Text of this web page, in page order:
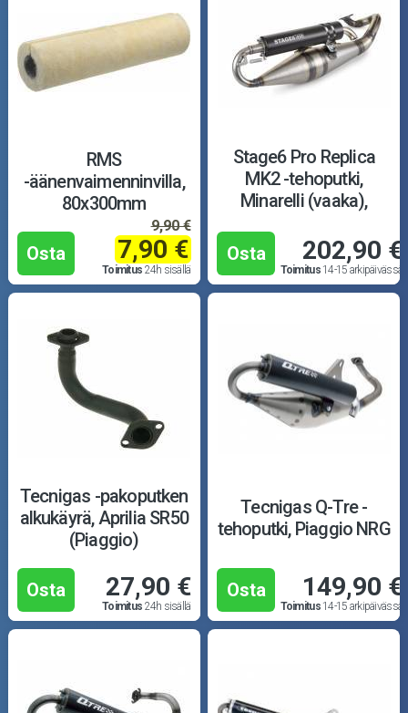
RMS
-äänenvaimenninvilla,
80x300mm
Osta
9,90 €
7,90 €
Toimitus 24h sisällä
Stage6 Pro Replica
MK2 -tehoputki,
Minarelli (vaaka),
Osta
202,90 €
Toimitus14-15 arkipäivässä
Tecnigas -pakoputken
alkukäyrä, Aprilia SR50
(Piaggio)
Osta 27,90 €
Toimitus 24h sisällä
Tecnigas Q-Tre -
tehoputki, Piaggio NRG
Osta 149,90 €
Toimitus14-15 arkipäivässä